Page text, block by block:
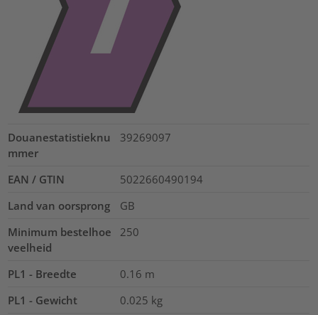
Douanestatistieknu
mmer
39269097
EAN / GTIN
5022660490194
Land van oorsprong
GB
Minimum bestelhoe
veelheid
250
PL1 - Breedte 0.16 m
PL1 - Gewicht
0.025 kg